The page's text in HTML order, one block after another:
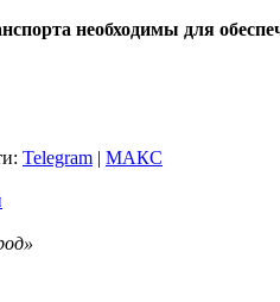
необходимы для
Telegram | MAКС